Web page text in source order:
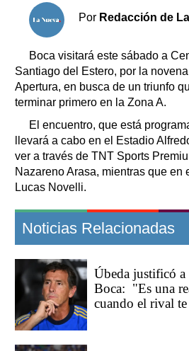
Por Redacción de
Boca visitará este sábado a
Santiago del Estero, por la
Apertura, en busca de un triunfo
terminar primero en la Zona A.
El encuentro, que está
llevará a cabo en el Estadio
ver a través de TNT Sports
Nazareno Arasa, mientras que en
Lucas Novelli.
Noticias Relacionadas
Úbeda justificó a
Boca: "Es una
cuando el rival te